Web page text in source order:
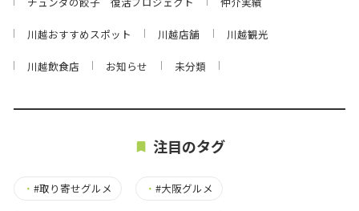
川越おすすめスポット 川越店舗 川越観光
川越飲食店 お知らせ 未分類
注目のタグ
・ #取り寄せグルメ ・#大阪グルメ